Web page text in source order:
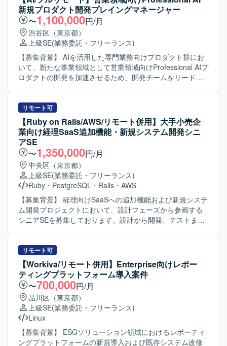
物流・生産管理領域のシステム保守開発に幅広く携わるこ
とができます。 【開発環境】 Excel VBA、
Oracle（PL/SQL）を使用します。
新規プロダクト開発プレイングマネージャー
〜1,100,000円/月
渋谷区（東京都）
上級SE(業務委託・フリーランス)
【募集背景】 AIを活用した専門業務向けプロダクト群にお
いて、新たな事業領域として営業領域向けProfessional AIプ
ロダクトの開発を加速させるため、開発チームをリードで
計・実装・レビュー・障害対応までを担当し、開発チーム
をリードしていただきます。 プロダクトマネージャーやUX
デザイナー、各分野のテックリードと協議しながら、プロ
ダクト開発の方向性と実現可能性を検討していただきま
す。 現場の技術課題に対してエンジニアと議論し、課題解
決を促進していただきます。 機能開発・負債解消・技術投
資のバランスを考慮した開発ロードマップを策定し、その
実現をリードしていただきます。 AI駆動開発を前提とした
チーム運営を行い、メンバーが開発に集中できる環境を整
備していただきます。 開発チームの機能デリバリーの責任
者として、チーム全体のアウトプット品質と速度に責任を
持っていただきます。 【求める人物像】 AI駆動開発への高
組み合わせて価値あるプロダクトを創出することに意欲的
で、関係者と協働しながら主体的に課題解決を進めていた
だける方が望ましいです。 【ポジションの魅力】 新規プロ
ダクトの立ち上げ初期フェーズから参画し、プロダクトコ
ンセプトの具体化や根幹機能の設計・実装に大きな裁量を
持って関われます。 AIの精度向上やカバー範囲拡大、外部
サービスとの連携強化といった重要テーマに主導的に取り
組み、AIが業務を遂行する世界観の実現に直結する開発経
験を積むことができます。 【開発環境】 詳細な技術スタッ
クや使用ツールは専用ドキュメントに整理されており、
リモート可
【Ruby on Rails/AWS/リモート併用】大手小売企
業向け経理SaaS追加機能・新規システム開発シニ
アSE
〜1,350,000円/月
中央区（東京都）
上級SE(業務委託・フリーランス)
Ruby ・ PostgreSQL ・ Rails ・ AWS
【募集背景】 経理向けSaaSへの追加機能および新規システ
ム開発プロジェクトにおいて、設計フェーズから参画する
シニアSEを募集しております。設計から開発、テストまで
【作業内容】 設計課題ドキュメントの作成・管理（課題の
整理・起票、関係者との解消推進）を主担当として実施い
ただきます。設計からテストにかけてのWBS策定および進
捗管理を行っていただきます。Ruby on Railsを用いた汎用
的で保守性の高い設計・実装や、必要に応じた技術検証・
PoCを実施していただきます。プロダクトチームや関係各
社との仕様・スケジュール調整を行っていただきます。提
案・報告資料の作成や、設計・コードレビューを通じた品
質担保もお任せいたします。既存の要件定義成果物や引き
継ぎ資料のキャッチアップも行っていただきます。 【求め
リモート可
【Workiva/リモート併用】Enterprise向けレポー
ティングプラットフォーム導入案件
〜700,000円/月
品川区（東京都）
上級SE(業務委託・フリーランス)
Linux
【募集背景】 ESGソリューション領域におけるレポーティ
ングプラットフォームの新規導入および既存システム改修